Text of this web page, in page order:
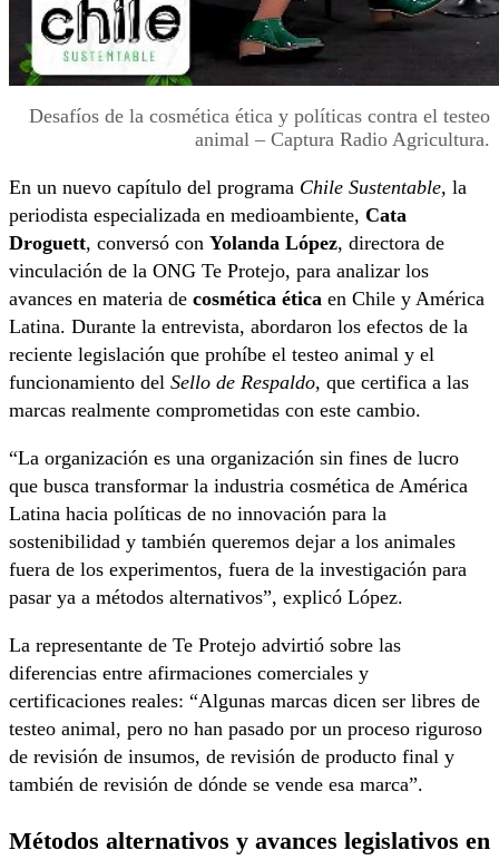
Desafíos de la cosmética ética y políticas contra el testeo
animal – Captura Radio Agricultura.
En un nuevo capítulo del programa Chile Sustentable, la
periodista especializada en medioambiente, Cata
Droguett, conversó con Yolanda López, directora de
vinculación de la ONG Te Protejo, para analizar los
avances en materia de cosmética ética en Chile y América
Latina. Durante la entrevista, abordaron los efectos de la
reciente legislación que prohíbe el testeo animal y el
funcionamiento del Sello de Respaldo, que certifica a las
marcas realmente comprometidas con este cambio.
“La organización es una organización sin fines de lucro
que busca transformar la industria cosmética de América
Latina hacia políticas de no innovación para la
sostenibilidad y también queremos dejar a los animales
fuera de los experimentos, fuera de la investigación para
pasar ya a métodos alternativos”, explicó López.
La representante de Te Protejo advirtió sobre las
diferencias entre afirmaciones comerciales y
certificaciones reales: “Algunas marcas dicen ser libres de
testeo animal, pero no han pasado por un proceso riguroso
de revisión de insumos, de revisión de producto final y
también de revisión de dónde se vende esa marca”.
Métodos alternativos y avances legislativos en